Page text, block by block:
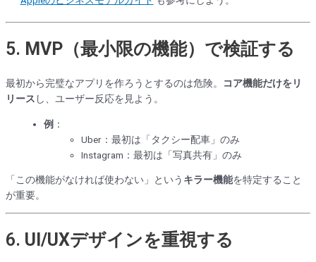
5. MVP（最小限の機能）で検証する
最初から完璧なアプリを作ろうとするのは危険。
コア機能だけをリ
リース し、ユーザー反応を見よう。
例：
Uber：最初は「タクシー配車」のみ
Instagram：最初は「写真共有」のみ
「この機能がなければ使わない」という キラー機能を特定すること
が重要。
6. UI/UXデザインを重視する